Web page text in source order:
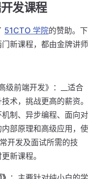
发课程
51CTO 学院的赞助。下
新课程，都由金牌讲师
级前端开发》：__适合
术，挑战更高的薪资。
制、异步编程、面向对
部原理和高级应用，使
开发及面试所需的技
新课程。